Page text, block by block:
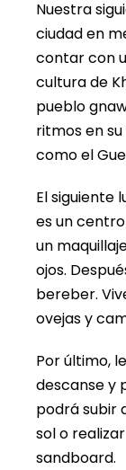
Nuestra
ciudad en
contar con
cultura de
pueblo
ritmos en
como el
El siguiente
es un
un
ojos.
bereber.
ovejas y
Por último,
descanse y
podrá subir
sol o
sandboard.